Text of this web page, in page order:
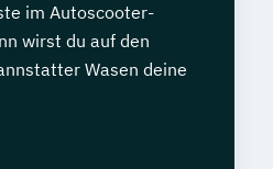
im Autoscooter-
wirst du auf den
Wasen deine